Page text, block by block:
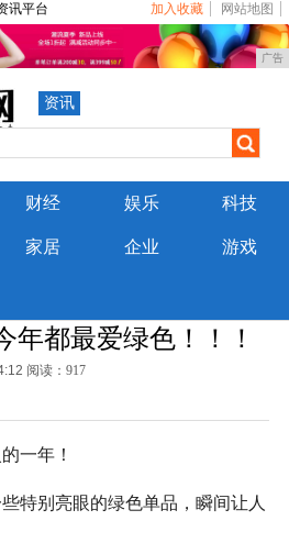
讯平台 加入收藏 网站地图
广告
资讯
财经 娱乐 科技
家居 企业 游戏
年都最爱绿色！！！
阅读：917
一年！
特别亮眼的绿色单品，瞬间让人